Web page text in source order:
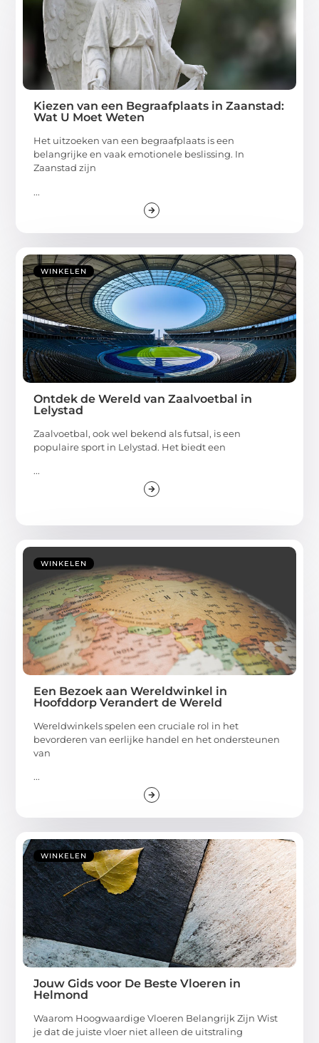
Kiezen van een Begraafplaats in Zaanstad:
Wat U Moet Weten
Het uitzoeken van een begraafplaats is een
belangrijke en vaak emotionele beslissing. In
Zaanstad zijn
...
WINKELEN
Ontdek de Wereld van Zaalvoetbal in
Lelystad
Zaalvoetbal, ook wel bekend als futsal, is een
populaire sport in Lelystad. Het biedt een
...
WINKELEN
Een Bezoek aan Wereldwinkel in
Hoofddorp Verandert de Wereld
Wereldwinkels spelen een cruciale rol in het
bevorderen van eerlijke handel en het ondersteunen
van
...
WINKELEN
Jouw Gids voor De Beste Vloeren in
Helmond
Waarom Hoogwaardige Vloeren Belangrijk Zijn Wist
je dat de juiste vloer niet alleen de uitstraling